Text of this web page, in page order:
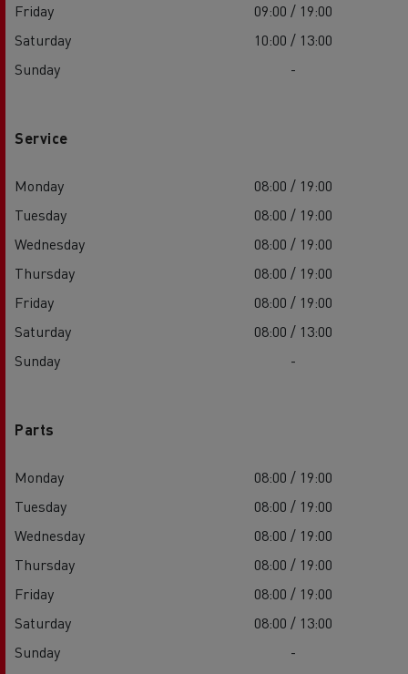
Friday
09:00 / 19:00
Saturday
10:00 / 13:00
Sunday
-
Service
Monday
08:00 / 19:00
Tuesday
08:00 / 19:00
Wednesday
08:00 / 19:00
Thursday
08:00 / 19:00
Friday
08:00 / 19:00
Saturday
08:00 / 13:00
Sunday
-
Parts
Monday
08:00 / 19:00
Tuesday
08:00 / 19:00
Wednesday
08:00 / 19:00
Thursday
08:00 / 19:00
Friday
08:00 / 19:00
Saturday
08:00 / 13:00
Sunday
-